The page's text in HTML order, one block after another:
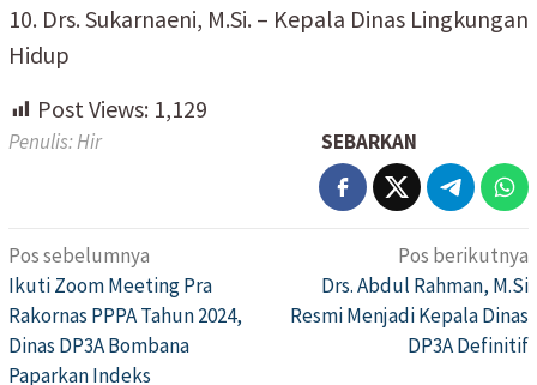
10. Drs. Sukarnaeni, M.Si. – Kepala Dinas Lingkungan
Hidup
Post Views: 1,129
Penulis: Hir SEBARKAN
Navigasi
pos
Pos sebelumnya
Ikuti Zoom Meeting Pra
Rakornas PPPA Tahun 2024,
Dinas DP3A Bombana
Paparkan Indeks
Pos berikutnya
Drs. Abdul Rahman, M.Si
Resmi Menjadi Kepala Dinas
DP3A Definitif